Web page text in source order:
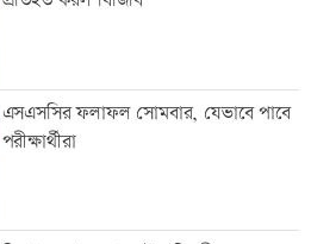
এসএসসির ফলাফল সোমবার, যেভাবে পাবে
পরীক্ষার্থীরা